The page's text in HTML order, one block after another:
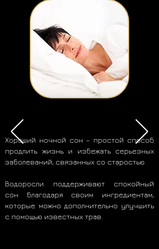
Хороший ночной сон – простой способ
продлить жизнь и избежать серьезных
заболеваний, связанных со старостью
Водоросли поддерживают спокойный
сон благодаря своим ингредиентам,
которые можно дополнительно улучшить
с помощью известных трав.